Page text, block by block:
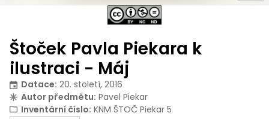
Štoček Pavla Piekara k
ilustraci - Máj
Datace: 20. století, 2016
Autor předmětu: Pavel Piekar
Inventární číslo: KNM ŠTOČ Piekar 5